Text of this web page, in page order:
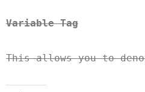
Variable Tag
This allows you to